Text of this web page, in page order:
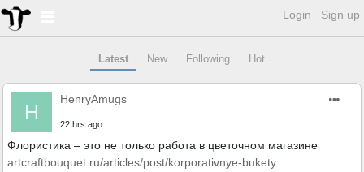
Login Sign up
Latest New Following Hot
H
HenryAmugs
22 hrs ago
Флористика – это не только работа в цветочном магазине
artcraftbouquet.ru/articles/post/korporativnye-bukety